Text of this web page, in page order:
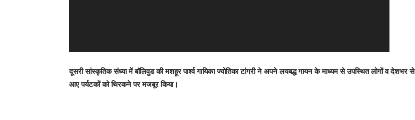
दूसरी सांस्कृतिक संध्या में बॉलिवुड की मशहूर पार्श्व गायिका ज्योतिका टांगरी ने अपने लयबद्ध गायन के माध्यम से उपस्थित लोगों व देशभर से
आए पर्यटकों को थिरकने पर मजबूर किया।